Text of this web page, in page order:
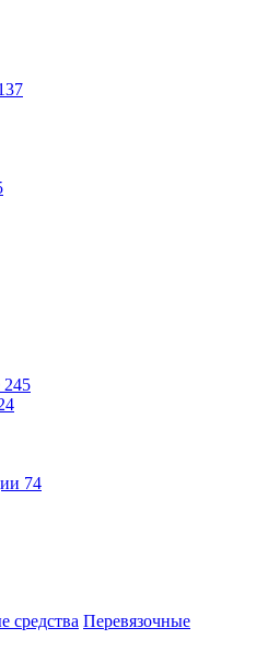
245
74
средства Перевязочные